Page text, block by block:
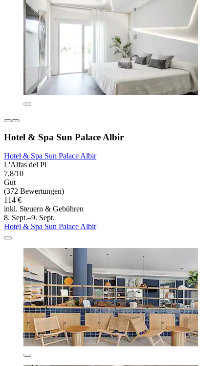
Hotel & Spa Sun Palace Albir
Hotel & Spa Sun Palace Albir
L'Alfas del Pi
7,8/10
Gut
(372 Bewertungen)
114 €
inkl. Steuern & Gebühren
8. Sept.–9. Sept.
Hotel & Spa Sun Palace Albir